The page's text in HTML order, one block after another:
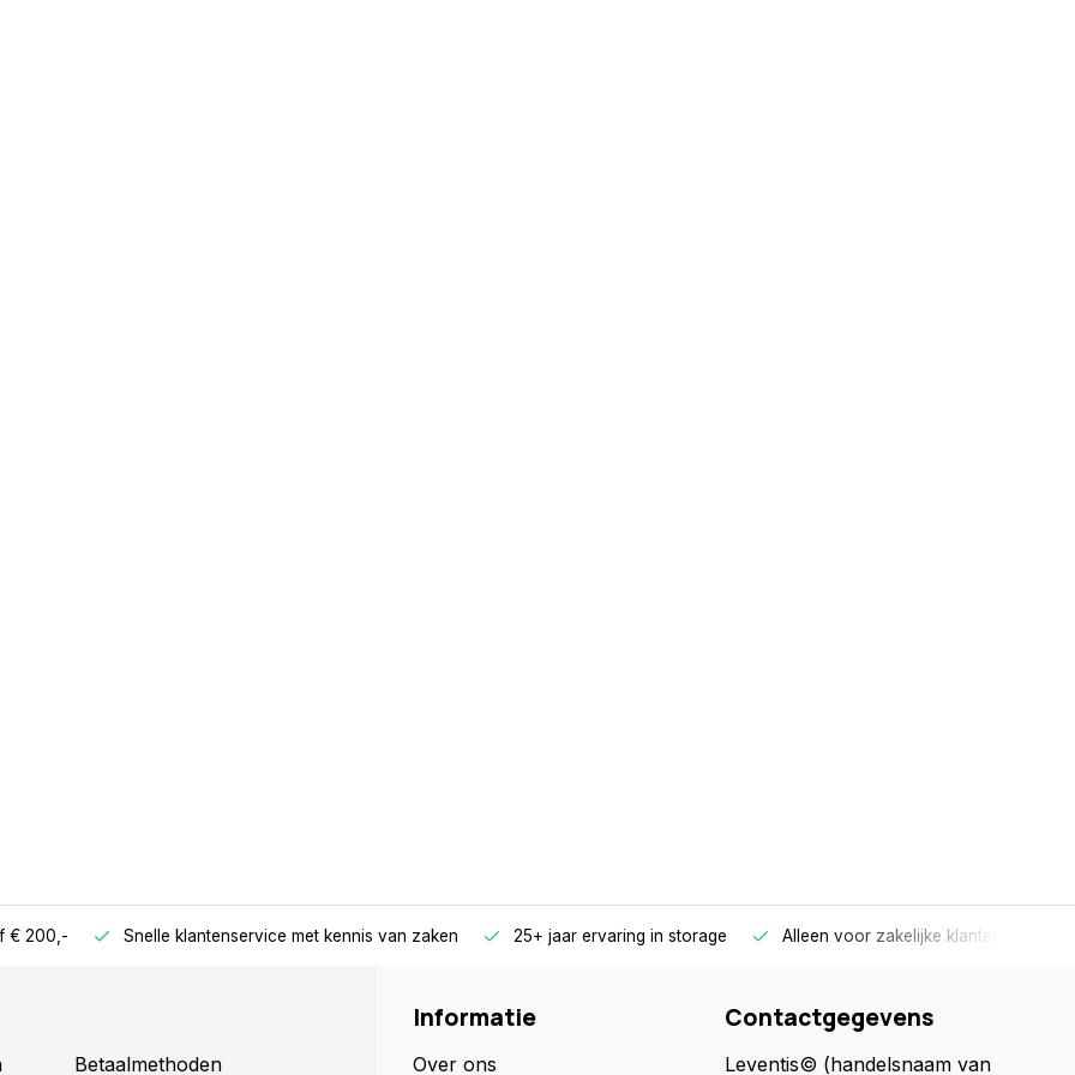
€ 200,- Snelle klantenservice met kennis van zaken 25+ jaar ervaring in storage Alleen voor zakelijke klanten
Betaalmethoden
Informatie
Over ons
Contactgegevens
Leventis© (handelsnaam van